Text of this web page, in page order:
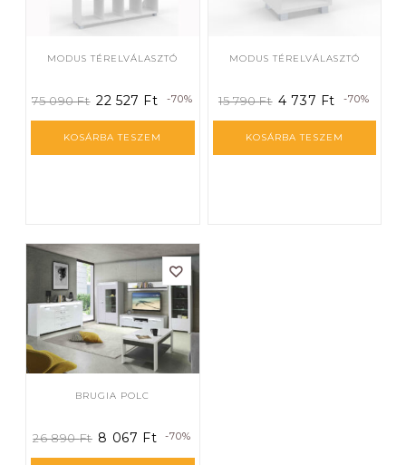
MODUS TÉRELVÁLASZTÓ
75 090Ft 22 527 Ft -70%
KOSÁRBA TESZEM
MODUS TÉRELVÁLASZTÓ
15 790Ft 4 737 Ft -70%
KOSÁRBA TESZEM
BRUGIA POLC
26 890Ft 8 067 Ft -70%